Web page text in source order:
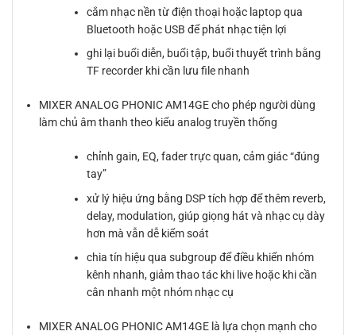
cắm nhạc nền từ điện thoại hoặc laptop qua
Bluetooth hoặc USB để phát nhạc tiện lợi
ghi lại buổi diễn, buổi tập, buổi thuyết trình bằng
TF recorder khi cần lưu file nhanh
MIXER ANALOG PHONIC AM14GE cho phép người dùng
làm chủ âm thanh theo kiểu analog truyền thống
chỉnh gain, EQ, fader trực quan, cảm giác “đúng
tay”
xử lý hiệu ứng bằng DSP tích hợp để thêm reverb,
delay, modulation, giúp giọng hát và nhạc cụ dày
hơn mà vẫn dễ kiểm soát
chia tín hiệu qua subgroup để điều khiển nhóm
kênh nhanh, giảm thao tác khi live hoặc khi cần
cân nhanh một nhóm nhạc cụ
MIXER ANALOG PHONIC AM14GE là lựa chọn mạnh cho